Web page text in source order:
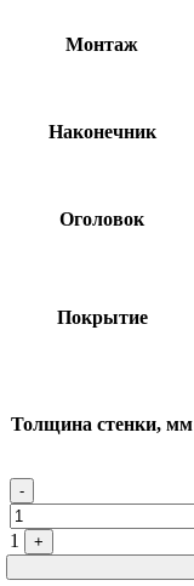
Монтаж
Наконечник
Оголовок
Покрытие
Толщина стенки, мм
Quantity
-
1
+